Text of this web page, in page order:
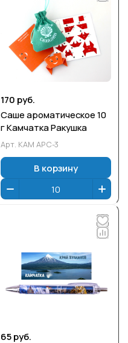
170 руб.
Саше ароматическое 10
г Камчатка Ракушка
Арт. КАМ АРС-3
В корзину
65 руб.